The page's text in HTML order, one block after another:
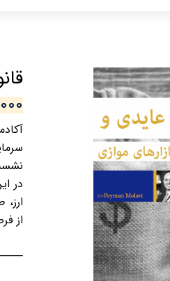
در
از